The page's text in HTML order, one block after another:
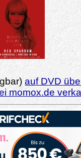
auf DVD
momox.de